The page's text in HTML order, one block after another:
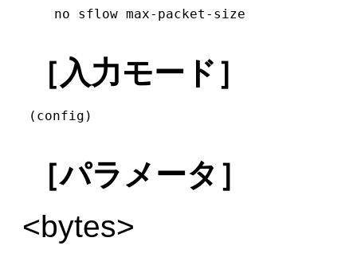
no sflow max-packet-size
［入力モード］
(config)
［パラメータ］
<bytes>